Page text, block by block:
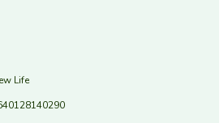
Life